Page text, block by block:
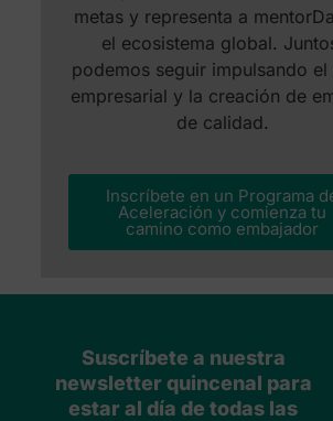
metas y representa a
el ecosistema global.
podemos seguir impulsando el
empresarial y la creación de
de calidad.
Inscríbete en un Programa
Aceleración y comienza tu
camino como embajador
Suscríbete a nuestra
newsletter quincenal para
estar al día de todas las